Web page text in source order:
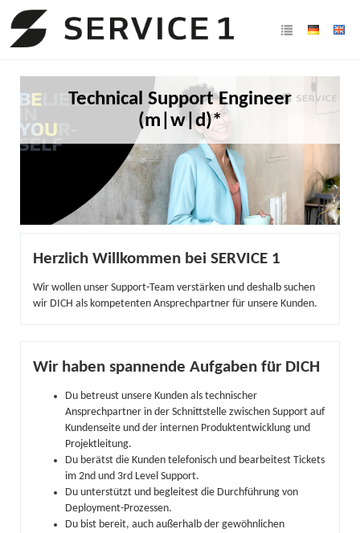
Technical Support Engineer
(m|w|d)*
Herzlich Willkommen bei SERVICE 1
Wir wollen unser Support-Team verstärken und deshalb suchen
wir DICH als kompetenten Ansprechpartner für unsere Kunden.
Wir haben spannende Aufgaben für DICH
Du betreust unsere Kunden als technischer
Ansprechpartner in der Schnittstelle zwischen Support auf
Kundenseite und der internen Produktentwicklung und
Projektleitung.
Du berätst die Kunden telefonisch und bearbeitest Tickets
im 2nd und 3rd Level Support.
Du unterstützt und begleitest die Durchführung von
Deployment-Prozessen.
Du bist bereit, auch außerhalb der gewöhnlichen